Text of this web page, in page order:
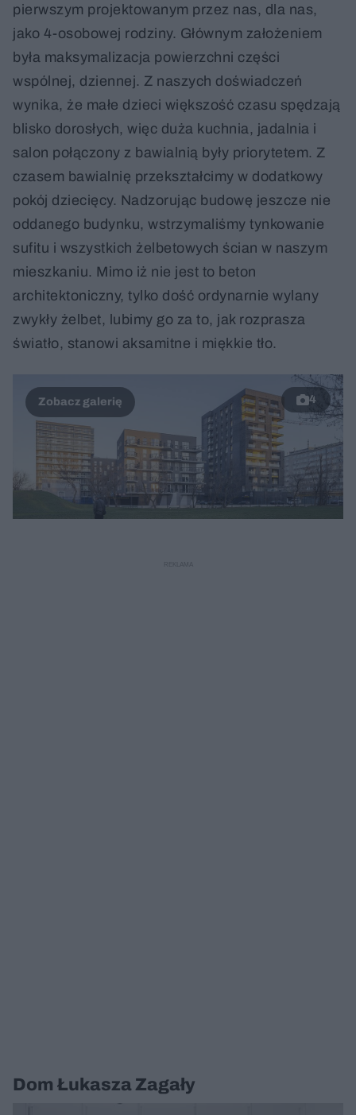
pierwszym projektowanym przez nas, dla nas,
jako 4-osobowej rodziny. Głównym założeniem
była maksymalizacja powierzchni części
wspólnej, dziennej. Z naszych doświadczeń
wynika, że małe dzieci większość czasu spędzają
blisko dorosłych, więc duża kuchnia, jadalnia i
salon połączony z bawialnią były priorytetem. Z
czasem bawialnię przekształcimy w dodatkowy
pokój dziecięcy. Nadzorując budowę jeszcze nie
oddanego budynku, wstrzymaliśmy tynkowanie
sufitu i wszystkich żelbetowych ścian w naszym
mieszkaniu. Mimo iż nie jest to beton
architektoniczny, tylko dość ordynarnie wylany
zwykły żelbet, lubimy go za to, jak rozprasza
światło, stanowi aksamitne i miękkie tło.
4
Dom Łukasza Zagały